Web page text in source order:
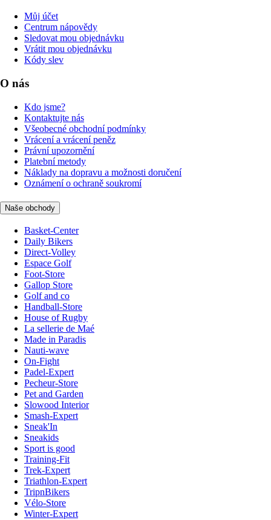
Můj účet
Centrum nápovědy
Sledovat mou objednávku
Vrátit mou objednávku
Kódy slev
O nás
Kdo jsme?
Kontaktujte nás
Všeobecné obchodní podmínky
Vrácení a vrácení peněz
Právní upozornění
Platební metody
Náklady na dopravu a možnosti doručení
Oznámení o ochraně soukromí
Naše obchody
Basket-Center
Daily Bikers
Direct-Volley
Espace Golf
Foot-Store
Gallop Store
Golf and co
Handball-Store
House of Rugby
La sellerie de Maé
Made in Paradis
Nauti-wave
On-Fight
Padel-Expert
Pecheur-Store
Pet and Garden
Slowood Interior
Smash-Expert
Sneak'In
Sneakids
Sport is good
Training-Fit
Trek-Expert
Triathlon-Expert
TripnBikers
Vélo-Store
Winter-Expert